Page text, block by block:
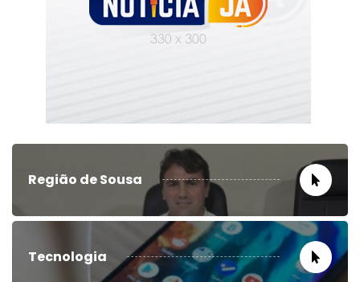
Região de Sousa
Tecnologia